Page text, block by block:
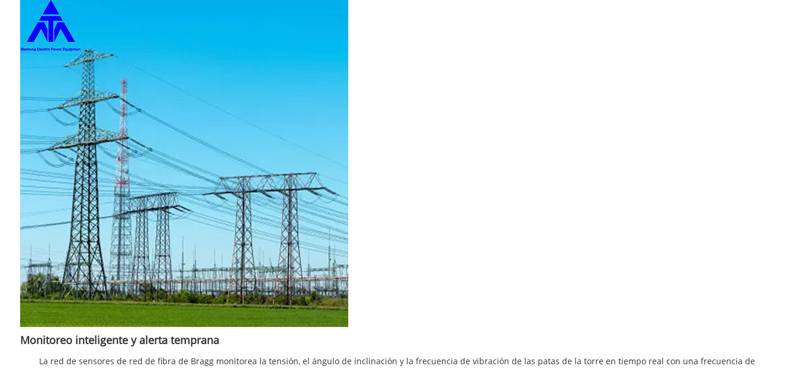
Monitoreo inteligente y alerta temprana
La red de sensores de red de fibra de Bragg monitorea la tensión, el ángulo de inclinación y la frecuencia de vibración de las patas de la torre en tiempo real con una frecuencia de